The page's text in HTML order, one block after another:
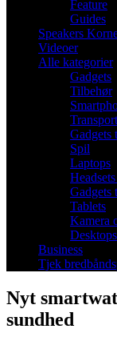
Feature
Guides
Speakers
Videoer
Alle kategorier
Gadgets
Tilbehør
Gadgets
Spil
Laptops
Gadgets
Tablets
Kamera
Desktops
Business
Tjek
Nyt
sundhed